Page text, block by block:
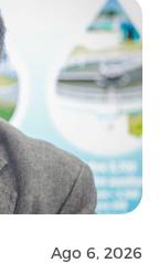
Ago 6, 2026